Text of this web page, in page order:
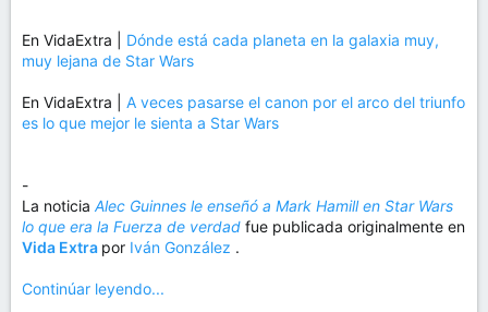
En VidaExtra | Dónde está cada planeta en la galaxia muy,
muy lejana de Star Wars
En VidaExtra | A veces pasarse el canon por el arco del triunfo
es lo que mejor le sienta a Star Wars
-
La noticia Alec Guinnes le enseñó a Mark Hamill en Star Wars
lo que era la Fuerza de verdad fue publicada originalmente en
Vida Extra por Iván González .
Continúar leyendo...